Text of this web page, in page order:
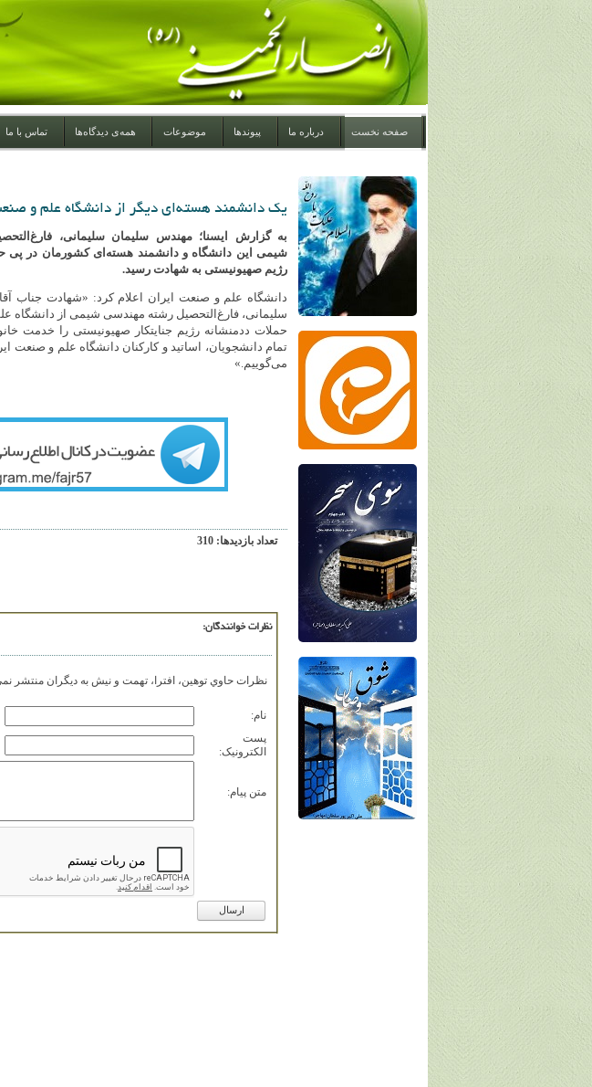
صفحه نخست درباره ما پیوندها موضوعات همه‌ی دیدگاه‌ها تماس با ما
یک دانشمند هسته‌ای دیگر از دانشگاه علم و
به گزارش ایسنا؛ مهندس سلیمان سلیمانی،
شیمی این دانشگاه و دانشمند هسته‌ای کشورمان در پی
رژیم صهیونیستی به شهادت رسید.
دانشگاه علم و صنعت ایران اعلام کرد: «شهادت جناب
سلیمانی، فارغ‌التحصیل رشته مهندسی شیمی از دانشگاه
حملات ددمنشانه رژیم جنایتکار صهیونیستی را خدمت
تمام دانشجویان، اساتید و کارکنان دانشگاه علم و صنعت
می‌گوییم.»
تعداد بازديدها: 310
نظرات خوانندگان:
نظرات حاوي توهين، افترا، تهمت و نيش به ديگران منتشر
نام:
پست
الکترونيک:
متن پيام: